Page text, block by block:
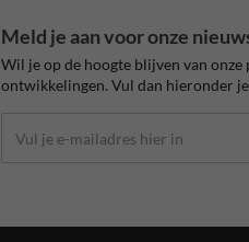
Meld je aan voor onze
Wil je op de hoogte blijven van onze
ontwikkelingen. Vul dan hieronder